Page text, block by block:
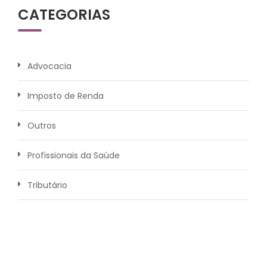
CATEGORIAS
Advocacia
Imposto de Renda
Outros
Profissionais da Saúde
Tributário